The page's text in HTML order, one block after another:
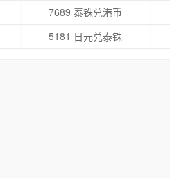
7689 泰铢兑港币
5181 日元兑泰铢